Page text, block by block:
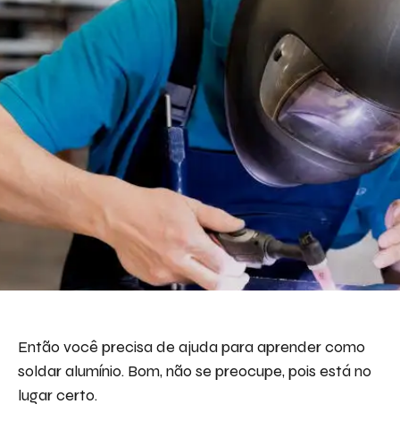
Então você precisa de ajuda para aprender como
soldar alumínio. Bom, não se preocupe, pois está no
lugar certo.
Descreva aqui seu projeto e necessidade
que nós iremos avaliar e propor a melhor
solução.
Aceito receber emails da Bepex.